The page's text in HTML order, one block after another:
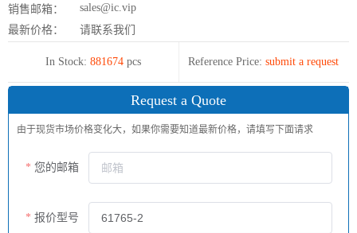
销售邮箱：
sales@ic.vip
最新价格：
请联系我们
In Stock: 881674 pcs Reference Price: submit a request
Request a Quote
由于现货市场价格变化大，如果你需要知道最新价格，请填写下面请求
您的邮箱
报价型号